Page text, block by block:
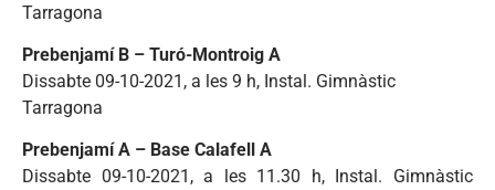
Tarragona
Prebenjamí B – Turó-Montroig A
Dissabte 09-10-2021, a les 9 h, Instal. Gimnàstic
Tarragona
Prebenjamí A – Base Calafell A
Dissabte 09-10-2021, a les 11.30 h, Instal. Gimnàstic